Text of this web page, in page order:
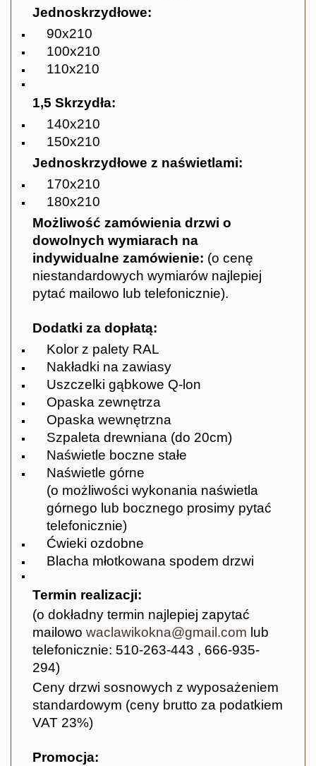
Jednoskrzydłowe:
90x210
100x210
110x210
1,5 Skrzydła:
140x210
150x210
Jednoskrzydłowe z naświetlami:
170x210
180x210
Możliwość zamówienia drzwi o
dowolnych wymiarach na
indywidualne zamówienie: (o cenę
niestandardowych wymiarów najlepiej
pytać mailowo lub telefonicznie).
Dodatki za dopłatą:
Kolor z palety RAL
Nakładki na zawiasy
Uszczelki gąbkowe Q-lon
Opaska zewnętrza
Opaska wewnętrzna
Szpaleta drewniana (do 20cm)
Naświetle boczne stałe
Naświetle górne
(o możliwości wykonania naświetla
górnego lub bocznego prosimy pytać
telefonicznie)
Ćwieki ozdobne
Blacha młotkowana spodem drzwi
Termin realizacji:
(o dokładny termin najlepiej zapytać
mailowo waclawikokna@gmail.com lub
telefonicznie: 510-263-443 , 666-935-
294)
Ceny drzwi sosnowych z wyposażeniem
standardowym (ceny brutto za podatkiem
VAT 23%)
Promocja: